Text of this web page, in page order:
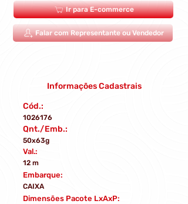
Ir para E-commerce
Falar com Representante ou Vendedor
Informações Cadastrais
Cód.:
1026176
Qnt./Emb.:
50x63g
Val.:
12 m
Embarque:
CAIXA
Dimensões Pacote LxAxP: